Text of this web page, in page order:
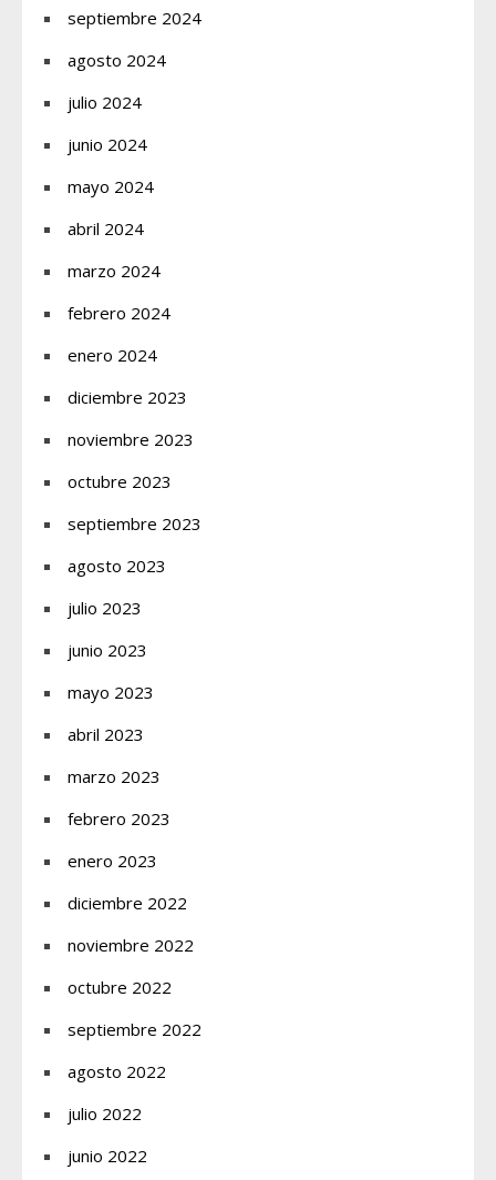
septiembre 2024
agosto 2024
julio 2024
junio 2024
mayo 2024
abril 2024
marzo 2024
febrero 2024
enero 2024
diciembre 2023
noviembre 2023
octubre 2023
septiembre 2023
agosto 2023
julio 2023
junio 2023
mayo 2023
abril 2023
marzo 2023
febrero 2023
enero 2023
diciembre 2022
noviembre 2022
octubre 2022
septiembre 2022
agosto 2022
julio 2022
junio 2022